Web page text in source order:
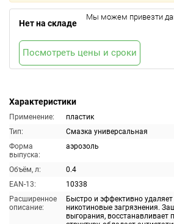
Характеристики
Применение:
пластик
Тип:
Смазка универсальная
Форма
выпуска:
аэрозоль
Объём, л:
0.4
EAN-13:
10338
Расширенное
описание:
Быстро и эффективно
никотиновые загрязнения.
выгорания, восстанавливает
Нет на складе
Мы можем привезти
Посмотреть цены и сроки